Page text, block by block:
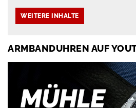
ARMBANDUHREN AUF